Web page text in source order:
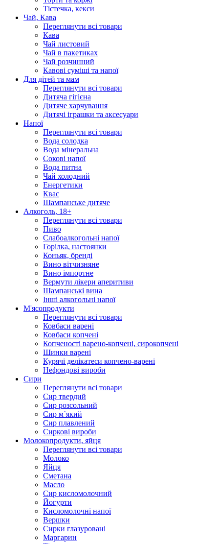
Тістечка, кекси
Чай, Кава
Переглянути всі товари
Кава
Чай листовий
Чай в пакетиках
Чай розчинний
Кавові суміші та напої
Для дітей та мам
Переглянути всі товари
Дитяча гігієна
Дитяче харчування
Дитячі іграшки та аксесуари
Напої
Переглянути всі товари
Вода солодка
Вода мінеральна
Сокові напої
Вода питна
Чай холодний
Енергетики
Квас
Шампанське дитяче
Алкоголь, 18+
Переглянути всі товари
Пиво
Слабоалкогольні напої
Горілка, настоянки
Коньяк, бренді
Вино вітчизняне
Вино імпортне
Вермути лікери аперитиви
Шампанські вина
Інші алкогольні напої
М'ясопродукти
Переглянути всі товари
Ковбаси варені
Ковбаси копчені
Копченості варено-копчені, сирокопчені
Шинки варені
Курячі делікатеси копчено-варені
Нефондові вироби
Сири
Переглянути всі товари
Сир твердий
Сир розсольний
Сир м`який
Сир плавлений
Сиркові вироби
Молокопродукти, яйця
Переглянути всі товари
Молоко
Яйця
Сметана
Масло
Сир кисломолочний
Йогурти
Кисломолочні напої
Вершки
Сирки глазуровані
Маргарин